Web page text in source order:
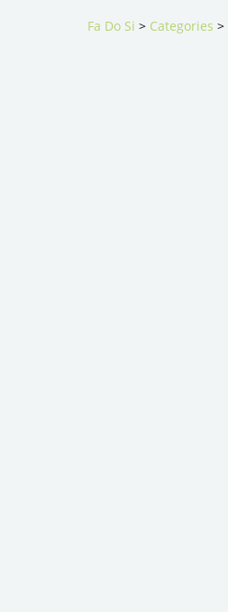
Fa Do Si > Categories >